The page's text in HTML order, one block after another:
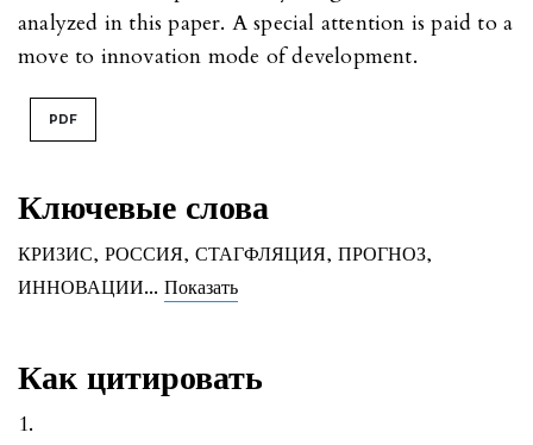
Ключевые слова
КРИЗИС, РОССИЯ, СТАГФЛЯЦИЯ, ПРОГНОЗ,
ИННОВАЦИИ... Показать
Как цитировать
1.
analyzed in this paper. A special attention is paid to a
move to innovation mode of development.
PDF